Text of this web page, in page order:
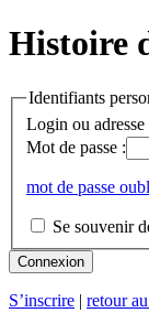
Histoire
Identifiants
Login ou adresse
Mot de passe :
mot de passe
Se souvenir
Connexion
S’inscrire retour